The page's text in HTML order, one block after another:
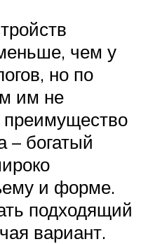
чем у
но по
им не
– богатый
и форме.
подходящий
вариант.